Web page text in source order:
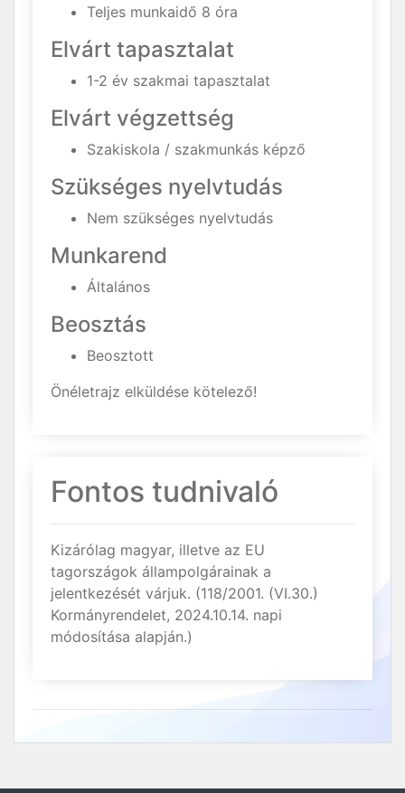
Teljes munkaidő 8 óra
Elvárt tapasztalat
1-2 év szakmai tapasztalat
Elvárt végzettség
Szakiskola / szakmunkás képző
Szükséges nyelvtudás
Nem szükséges nyelvtudás
Munkarend
Általános
Beosztás
Beosztott
Önéletrajz elküldése kötelező!
Fontos tudnivaló
Kizárólag magyar, illetve az EU
tagországok állampolgárainak a
jelentkezését várjuk. (118/2001. (VI.30.)
Kormányrendelet, 2024.10.14. napi
módosítása alapján.)